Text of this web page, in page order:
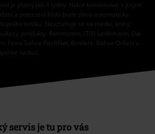
je platný jen 4 týdny. Nelze kombinovat s jinými
a potvrzení kódu bude sleva automaticky
košíku. Nevztahuje se na média, knihy,
produkty: Rammstein, (Till) Lindemann, Die
Feine Sahne Fischfilet, Broilers, Böhse Onkelz a
nadaci.
servis je tu pro vás